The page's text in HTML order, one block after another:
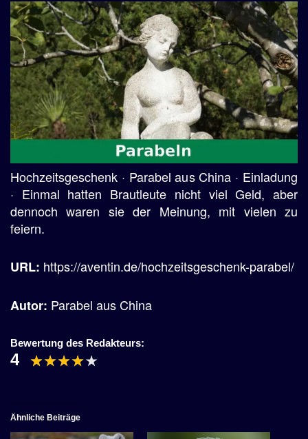
Hochzeitsgeschenk · Parabel aus China · Einladung
· Einmal hatten Brautleute nicht viel Geld, aber
dennoch waren sie der Meinung, mit vielen zu
feiern.
URL: https://aventin.de/hochzeitsgeschenk-parabel/
Autor: Parabel aus China
Bewertung des Redakteurs:
4
Ähnliche Beiträge